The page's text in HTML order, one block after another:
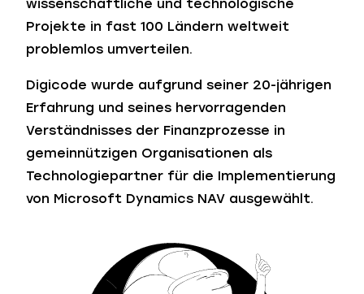
wissenschaftliche und technologische
Projekte in fast 100 Ländern weltweit
problemlos umverteilen.
Digicode wurde aufgrund seiner 20-jährigen
Erfahrung und seines hervorragenden
Verständnisses der Finanzprozesse in
gemeinnützigen Organisationen als
Technologiepartner für die Implementierung
von Microsoft Dynamics NAV ausgewählt.